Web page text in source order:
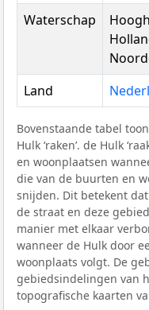
Waterschap
Land
Bovenstaande tabel
Hulk ‘raken’. de Hulk
en woonplaatsen
die van de buurten en
snijden. Dit betekent
de straat en deze
manier met elkaar
wanneer de Hulk door
woonplaats volgt. De
gebiedsindelingen van
topografische kaarten